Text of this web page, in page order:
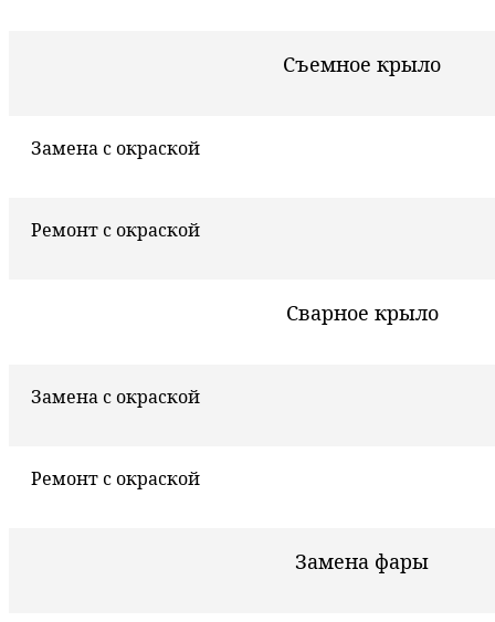
Съемное крыло
Замена с окраской
Ремонт с окраской
Сварное крыло
Замена с окраской
Ремонт с окраской
Замена фары